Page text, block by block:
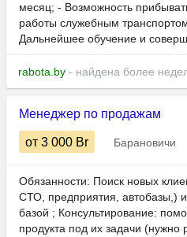
месяц; - Возможность
работы служебным
Дальнейшее обучение и
rabota.by - найдена более
Менеджер по продажам
от 3 000 Br Барановичи
Обязанности: Поиск новых
СТО, предприятия, автобазы,)
базой ; Консультирование:
продукта под их задачи (нужно